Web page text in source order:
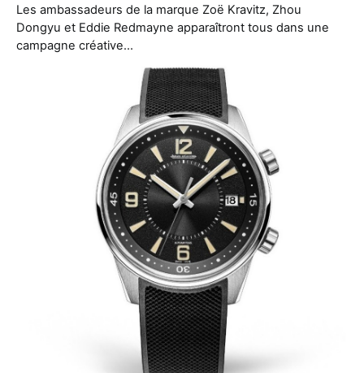
Les ambassadeurs de la marque Zoë Kravitz, Zhou
Dongyu et Eddie Redmayne apparaîtront tous dans une
campagne créative…